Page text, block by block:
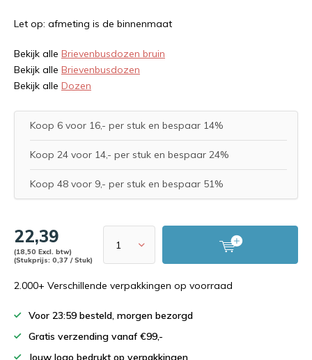
Let op: afmeting is de binnenmaat
Bekijk alle Brievenbusdozen bruin
Bekijk alle Brievenbusdozen
Bekijk alle Dozen
Koop 6 voor 16,- per stuk en bespaar 14%
Koop 24 voor 14,- per stuk en bespaar 24%
Koop 48 voor 9,- per stuk en bespaar 51%
22,39
(18,50 Excl. btw)
(Stukprijs: 0,37 / Stuk)
2.000+ Verschillende verpakkingen op voorraad
Voor 23:59 besteld, morgen bezorgd
Gratis verzending vanaf €99,-
Jouw logo bedrukt op verpakkingen